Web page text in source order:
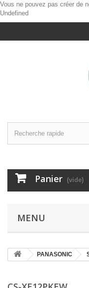
Vous ne pouvez pas créer de
Undefined
Panier (vide)
MENU
PANASONIC